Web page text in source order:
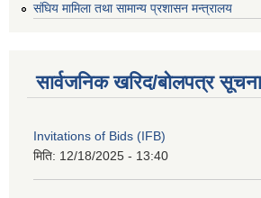
संघिय मामिला तथा सामान्य प्रशासन मन्त्रालय
सार्वजनिक खरिद/बोलपत्र सूचना
Invitations of Bids (IFB)
मिति: 12/18/2025 - 13:40